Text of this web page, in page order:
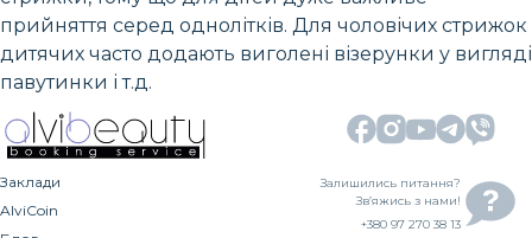
прийняття серед однолітків. Для чоловічих стрижок
дитячих часто додають виголені візерунки у вигляді
павутинки і т.д.
Заклади
AlviCoin
Залишились питання?
Зв’яжись з нами!
+380 97 270 38 13